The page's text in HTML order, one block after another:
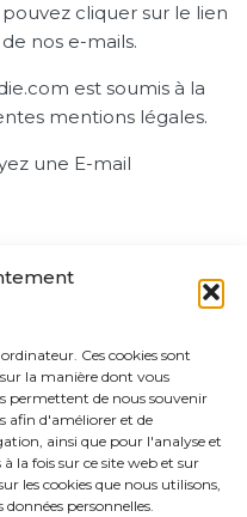
Ces cookies sont
la manière dont vous
permettent de nous souvenir
afin d'améliorer et de
ainsi que pour l'analyse et
la fois sur ce site web et sur
les cookies que nous utilisons,
personnelles.
cliquer sur le lien
nos e-mails.
est soumis à la
mentions légales.
une E-mail